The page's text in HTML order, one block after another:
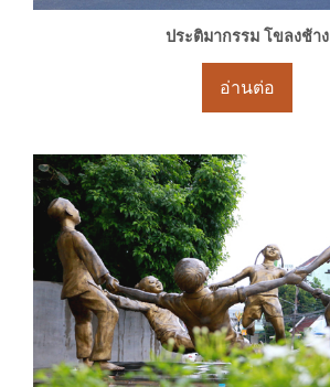
ประติมากรรม โขลงช้าง
อ่านต่อ